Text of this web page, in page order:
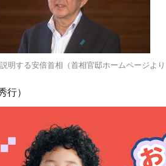
明する安倍首相（首相官邸ホームページよ
行）